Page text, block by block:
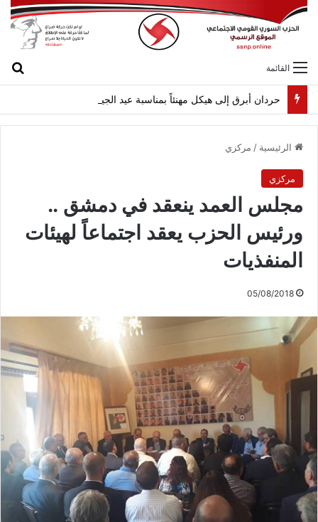
القائمة
حردان أبرق إلى هيكل مهنئاً بمناسبة عيد الجيش
الرئيسية / مركزي
مركزي
مجلس العمد ينعقد في دمشق ..
ورئيس الحزب يعقد اجتماعاً لهيئات
المنفذيات
05/08/2018